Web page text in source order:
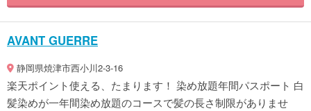
AVANT GUERRE
静岡県焼津市西小川2-3-16
楽天ポイント使える、たまります！ 染め放題年間パスポート 白
髪染めが一年間染め放題のコースで髪の長さ制限がありませ